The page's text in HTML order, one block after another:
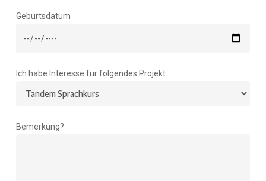
Geburtsdatum
Ich habe Interesse für folgendes Projekt
Bemerkung?